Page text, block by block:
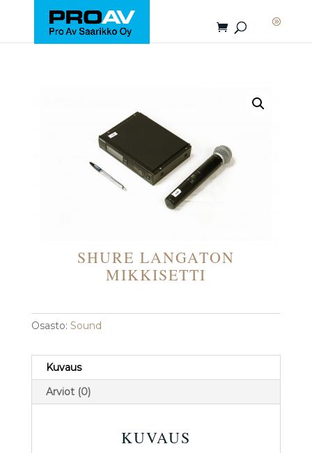
SHURE LANGATON
MIKKISETTI
Osasto: Sound
Kuvaus
Arviot (0)
KUVAUS